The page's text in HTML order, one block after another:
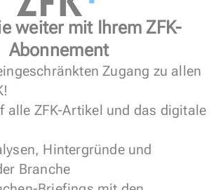
weiter mit Ihrem ZFK-
Abonnement
Zugang zu allen
alle ZFK-Artikel und das digitale
Hintergründe und
Branche